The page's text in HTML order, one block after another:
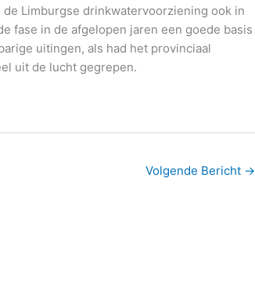
Limburgse drinkwatervoorziening ook in
fase in de afgelopen jaren een goede basis
uitingen, als had het provinciaal
uit de lucht gegrepen.
Volgende Bericht →